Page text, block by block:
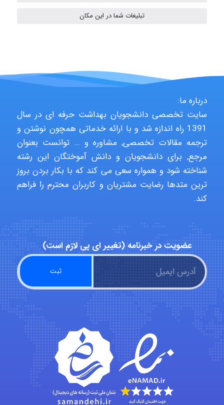
fatemeh mirzaie
Jafar Tym
aghajari vahid
Alirez0990
hosein abdolvand
Kati
emami
تبلیغات شما در این مکان
درباره ما:
سایت تخصصی دانشجویان بهداشت حرفه ای در سال
1391 راه اندازه شد و با ارائه خدماتی همچون نوشتن و
ترجمه مقالات تخصصی, مشاوره و … توانست بعنوان
مرجع, برای دانشجویان و دانش آموختگان این رشته
شناخته شود و همواره سعی می کند که با بکار بردن بروز
ترین متدها رضایت مشتریان و کاربران محترم را فراهم
کند.
عضویت در خبرنامه (تغییر ای پی لازم است)